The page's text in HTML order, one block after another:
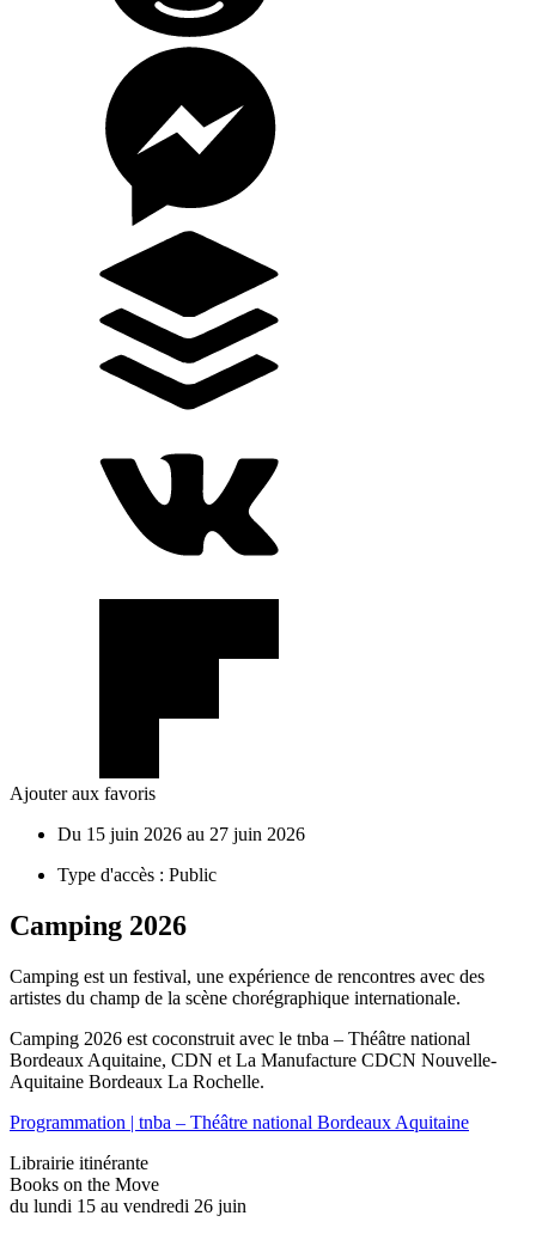
Ajouter aux favoris
Du 15 juin 2026 au 27 juin 2026
Type d'accès : Public
Camping 2026
Camping est un festival, une expérience de rencontres avec des
artistes du champ de la scène chorégraphique internationale.
Camping 2026 est coconstruit avec le tnba – Théâtre national
Bordeaux Aquitaine, CDN et La Manufacture CDCN Nouvelle-
Aquitaine Bordeaux La Rochelle.
Programmation | tnba – Théâtre national Bordeaux Aquitaine
Librairie itinérante
Books on the Move
du lundi 15 au vendredi 26 juin